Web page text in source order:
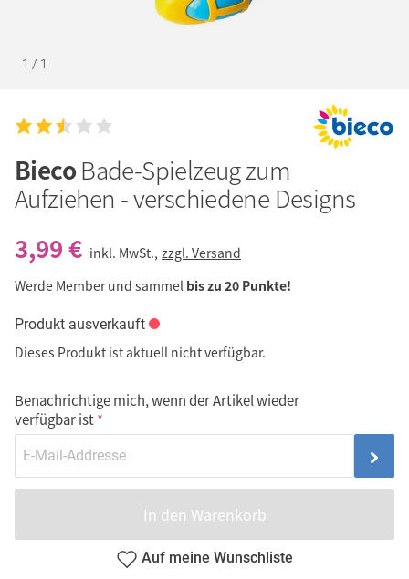
1 / 1
BiecoBade-Spielzeug zum
Aufziehen - verschiedene Designs
3,99 € inkl. MwSt., zzgl. Versand
Werde Member und sammel bis zu 20 Punkte!
Produkt ausverkauft
Dieses Produkt ist aktuell nicht verfügbar.
Benachrichtige mich, wenn der Artikel wieder
verfügbar ist
In den Warenkorb
Auf meine Wunschliste